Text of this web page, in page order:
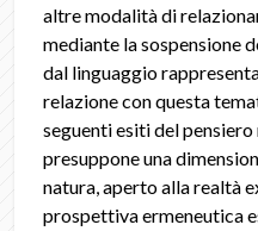
altre modalità di
mediante la sospensione
dal linguaggio
relazione con questa
seguenti esiti del
presuppone una
natura, aperto alla realtà
prospettiva ermeneutica